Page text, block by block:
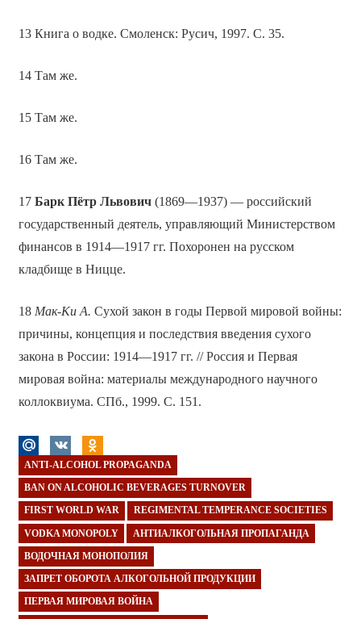
13 Книга о водке. Смоленск: Русич, 1997. С. 35.
14 Там же.
15 Там же.
16 Там же.
17 Барк Пётр Львович(1869—1937) — российский
государственный деятель, управляющий Министерством
финансов в 1914—1917 гг. Похоронен на русском
кладбище в Ницце.
18 Мак-Ки А. Сухой закон в годы Первой мировой войны:
причины, концепция и последствия введения сухого
закона в России: 1914—1917 гг. // Россия и Первая
мировая война: материалы международного научного
коллоквиума. СПб., 1999. С. 151.
ANTI-ALCOHOL PROPAGANDA
BAN ON ALCOHOLIC BEVERAGES TURNOVER
FIRST WORLD WAR REGIMENTAL TEMPERANCE SOCIETIES
VODKA MONOPOLY АНТИАЛКОГОЛЬНАЯ ПРОПАГАНДА
ВОДОЧНАЯ МОНОПОЛИЯ
ЗАПРЕТ ОБОРОТА АЛКОГОЛЬНОЙ ПРОДУКЦИИ
ПЕРВАЯ МИРОВАЯ ВОЙНА